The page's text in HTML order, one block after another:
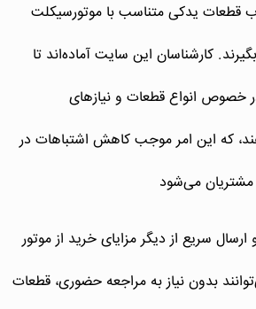
قطعات یدکی متناسب با موتورسیکلت
کارشناسان این سایت آماده‌اند تا
خصوص انواع قطعات و نیازهای
که این امر موجب کاهش اشتباهات در
می‌شود
سریع از دیگر مزایای خرید از موتور
بدون نیاز به مراجعه حضوری، قطعات